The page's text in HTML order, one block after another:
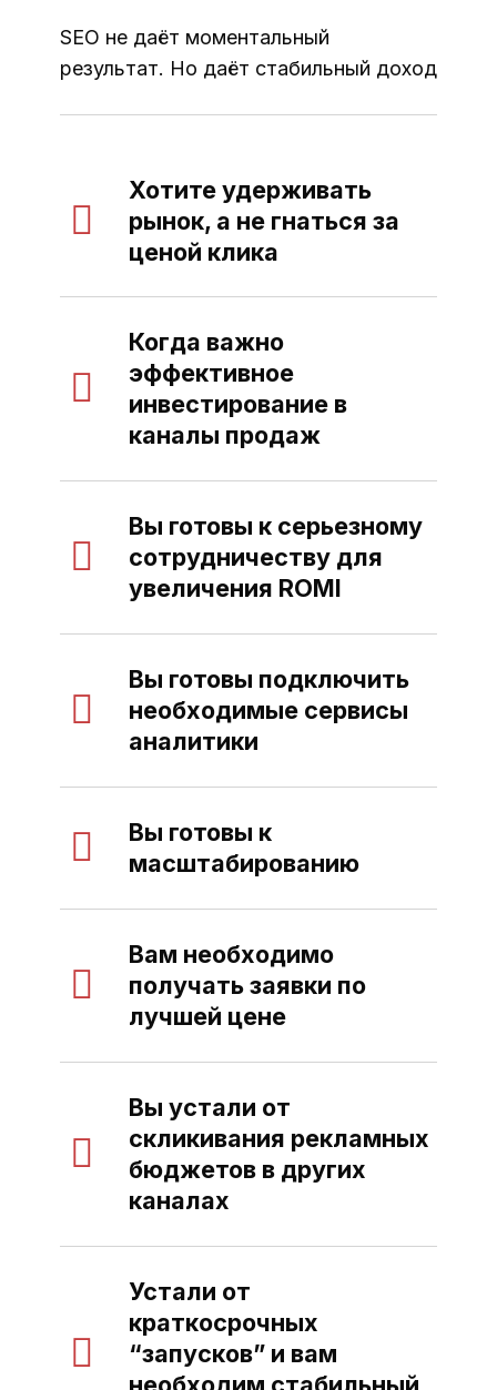
SEO не даёт моментальный
результат. Но даёт стабильный доход
Хотите удерживать
рынок, а не гнаться за
ценой клика
Когда важно
эффективное
инвестирование в
каналы продаж
Вы готовы к серьезному
сотрудничеству для
увеличения ROMI
Вы готовы подключить
необходимые сервисы
аналитики
Вы готовы к
масштабированию
Вам необходимо
получать заявки по
лучшей цене
Вы устали от
скликивания рекламных
бюджетов в других
каналах
Устали от
краткосрочных
“запусков” и вам
необходим стабильный